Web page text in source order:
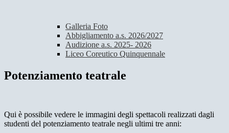
Galleria Foto
Abbigliamento a.s. 2026/2027
Audizione a.s. 2025- 2026
Liceo Coreutico Quinquennale
Potenziamento teatrale
Qui è possibile vedere le immagini degli spettacoli realizzati dagli
studenti del potenziamento teatrale negli ultimi tre anni: